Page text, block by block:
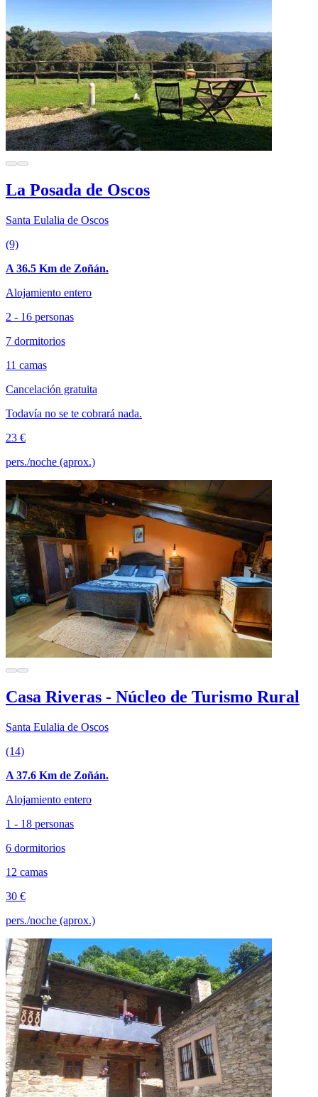
La Posada de Oscos
Santa Eulalia de Oscos
(9)
A 36.5 Km de Zoñán.
Alojamiento entero
2 - 16 personas
7 dormitorios
11 camas
Cancelación gratuita
Todavía no se te cobrará nada.
23 €
pers./noche (aprox.)
Casa Riveras - Núcleo de Turismo Rural
Santa Eulalia de Oscos
(14)
A 37.6 Km de Zoñán.
Alojamiento entero
1 - 18 personas
6 dormitorios
12 camas
30 €
pers./noche (aprox.)